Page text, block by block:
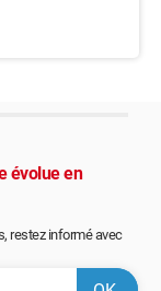
évolue en
restez informé avec